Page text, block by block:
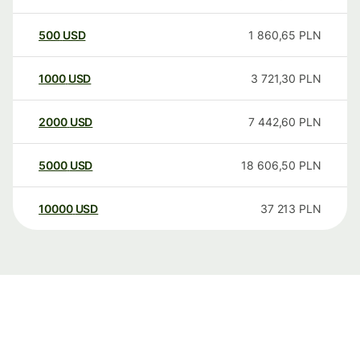
500 USD 1 860,65 PLN
1000 USD 3 721,30 PLN
2000 USD 7 442,60 PLN
5000 USD 18 606,50 PLN
10000 USD 37 213 PLN